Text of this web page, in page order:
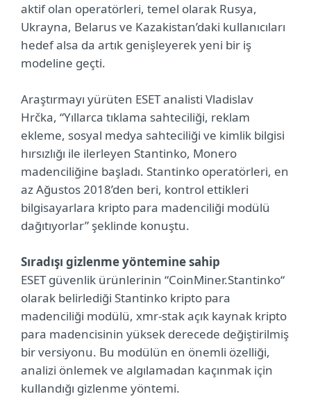
aktif olan operatörleri, temel olarak Rusya,
Ukrayna, Belarus ve Kazakistan’daki kullanıcıları
hedef alsa da artık genişleyerek yeni bir iş
modeline geçti.
Araştırmayı yürüten ESET analisti Vladislav
Hrčka, “Yıllarca tıklama sahteciliği, reklam
ekleme, sosyal medya sahteciliği ve kimlik bilgisi
hırsızlığı ile ilerleyen Stantinko, Monero
madenciliğine başladı. Stantinko operatörleri, en
az Ağustos 2018’den beri, kontrol ettikleri
bilgisayarlara kripto para madenciliği modülü
dağıtıyorlar” şeklinde konuştu.
Sıradışı gizlenme yöntemine sahip
ESET güvenlik ürünlerinin “CoinMiner.Stantinko“
olarak belirlediği Stantinko kripto para
madenciliği modülü, xmr-stak açık kaynak kripto
para madencisinin yüksek derecede değiştirilmiş
bir versiyonu. Bu modülün en önemli özelliği,
analizi önlemek ve algılamadan kaçınmak için
kullandığı gizlenme yöntemi.